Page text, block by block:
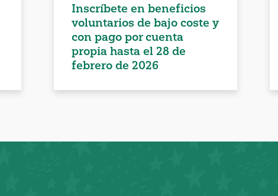
Inscríbete en beneficios
voluntarios de bajo coste y
con pago por cuenta
propia hasta el 28 de
febrero de 2026